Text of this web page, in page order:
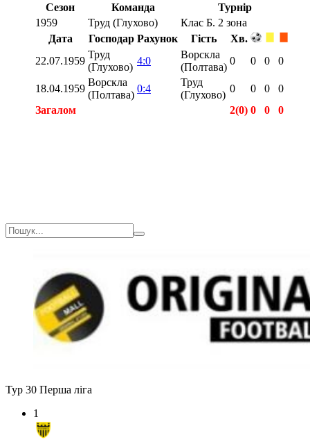
Сезон Команда
Турнір
1959
Труд (Глухово)
Клас Б. 2 зона
Дата
Господар Рахунок Гість
Хв.
22.07.1959
Труд
(Глухово)
4:0
Ворскла
(Полтава)
0 0 0 0
18.04.1959
Ворскла
(Полтава)
0:4
Труд
(Глухово)
0 0 0
0
Загалом
2(0) 0 0
0
Тур 30 Перша ліга
1